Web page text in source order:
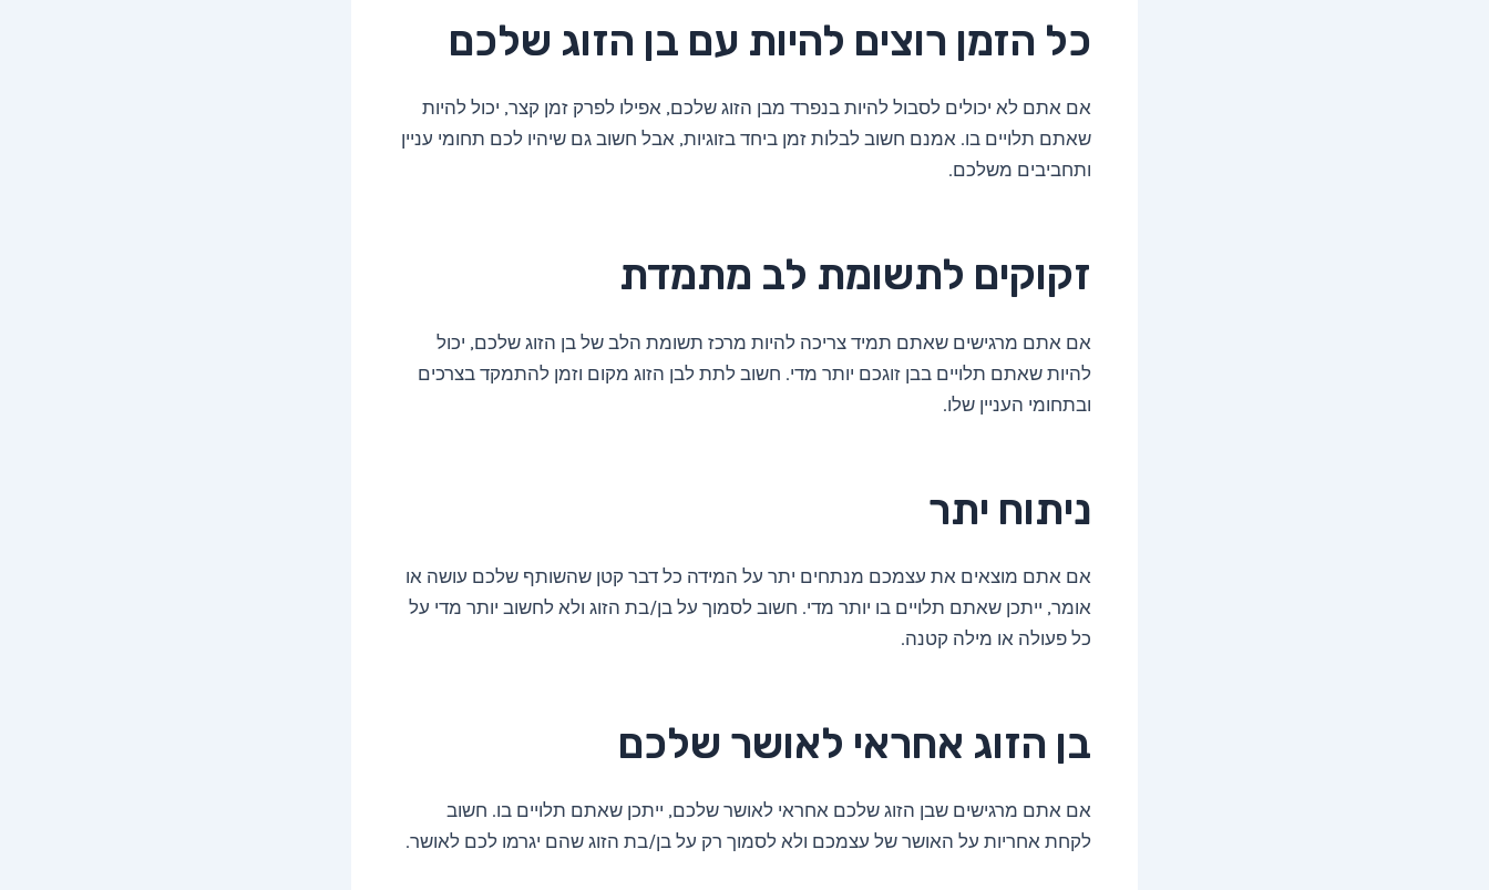
כל הזמן רוצים להיות עם בן הזוג שלכם
אם אתם לא יכולים לסבול להיות בנפרד מבן הזוג שלכם, אפילו לפרק זמן קצר, יכול להיות
שאתם תלויים בו. אמנם חשוב לבלות זמן ביחד בזוגיות, אבל חשוב גם שיהיו לכם תחומי עניין
ותחביבים משלכם.
זקוקים לתשומת לב מתמדת
אם אתם מרגישים שאתם תמיד צריכה להיות מרכז תשומת הלב של בן הזוג שלכם, יכול
להיות שאתם תלויים בבן זוגכם יותר מדי. חשוב לתת לבן הזוג מקום וזמן להתמקד בצרכים
ובתחומי העניין שלו.
ניתוח יתר
אם אתם מוצאים את עצמכם מנתחים יתר על המידה כל דבר קטן שהשותף שלכם עושה או
אומר, ייתכן שאתם תלויים בו יותר מדי. חשוב לסמוך על בן/בת הזוג ולא לחשוב יותר מדי על
כל פעולה או מילה קטנה.
בן הזוג אחראי לאושר שלכם
אם אתם מרגישים שבן הזוג שלכם אחראי לאושר שלכם, ייתכן שאתם תלויים בו. חשוב
לקחת אחריות על האושר של עצמכם ולא לסמוך רק על בן/בת הזוג שהם יגרמו לכם לאושר.